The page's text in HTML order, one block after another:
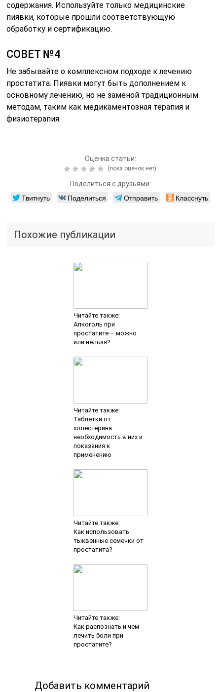
содержания. Используйте только медицинские
пиявки, которые прошли соответствующую
обработку и сертификацию.
СОВЕТ №4
Не забывайте о комплексном подходе к лечению
простатита. Пиявки могут быть дополнением к
основному лечению, но не заменой традиционным
методам, таким как медикаментозная терапия и
физиотерапия.
Оценка статьи:
(пока оценок нет)
Поделиться с друзьями:
Твитнуть Поделиться Отправить Класснуть
Похожие публикации
Читайте также:
Алкоголь при
простатите – можно
или нельзя?
Читайте также:
Таблетки от
холестерина:
необходимость в них и
показания к
применению
Читайте также:
Как использовать
тыквенные семечки от
простатита?
Читайте также:
Как распознать и чем
лечить боли при
простатите?
Добавить комментарий